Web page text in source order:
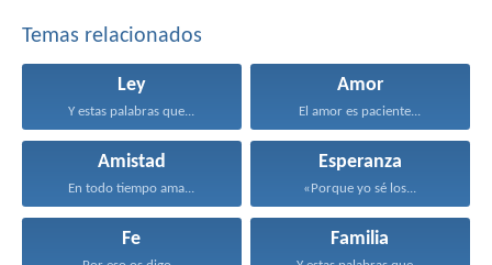
Temas relacionados
Ley
Y estas palabras que...
Amor
El amor es paciente...
Amistad
En todo tiempo ama...
Esperanza
«Porque yo sé los...
Fe Familia